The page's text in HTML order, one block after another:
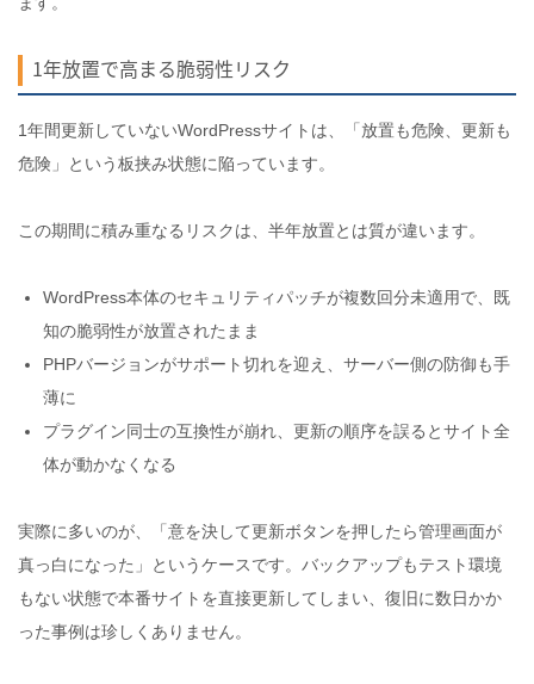
1年放置で高まる脆弱性リスク
1年間更新していないWordPressサイトは、「放置も危険、更新も
危険」という板挟み状態に陥っています。
この期間に積み重なるリスクは、半年放置とは質が違います。
WordPress本体のセキュリティパッチが複数回分未適用で、既
知の脆弱性が放置されたまま
PHPバージョンがサポート切れを迎え、サーバー側の防御も手
薄に
プラグイン同士の互換性が崩れ、更新の順序を誤るとサイト全
体が動かなくなる
実際に多いのが、「意を決して更新ボタンを押したら管理画面が
真っ白になった」というケースです。バックアップもテスト環境
もない状態で本番サイトを直接更新してしまい、復旧に数日かか
った事例は珍しくありません。